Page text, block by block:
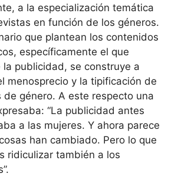
a la especialización temática
en función de los géneros.
que plantean los contenidos
específicamente el que
la publicidad, se construye a
menosprecio y la tipificación de
de género. A este respecto una
“La publicidad antes
a las mujeres. Y ahora parece
han cambiado. Pero lo que
ridiculizar también a los